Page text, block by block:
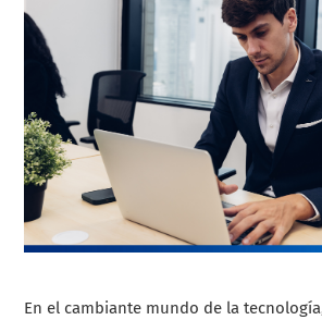
En el cambiante mundo de la